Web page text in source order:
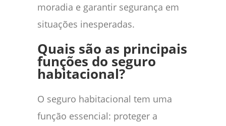
moradia e garantir segurança em
situações inesperadas.
Quais são as principais
funções do seguro
habitacional?
O seguro habitacional tem uma
função essencial: proteger a